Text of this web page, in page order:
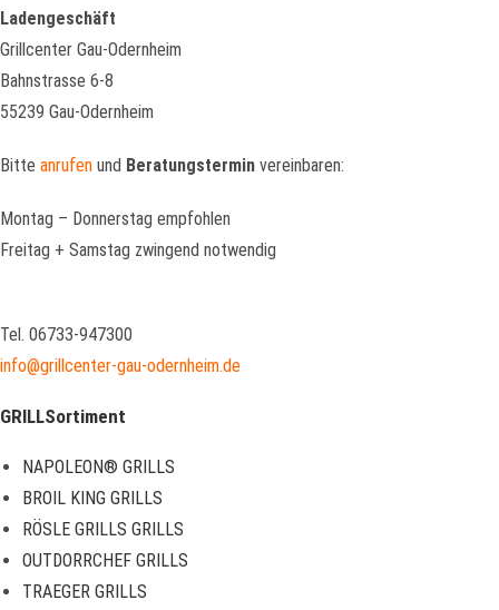
Ladengeschäft
Grillcenter Gau-Odernheim
Bahnstrasse 6-8
55239 Gau-Odernheim
Bitte anrufen und Beratungstermin vereinbaren:
Montag – Donnerstag empfohlen
Freitag + Samstag zwingend notwendig
Tel. 06733-947300
info@grillcenter-gau-odernheim.de
GRILLSortiment
NAPOLEON® GRILLS
BROIL KING GRILLS
RÖSLE GRILLS GRILLS
OUTDORRCHEF GRILLS
TRAEGER GRILLS